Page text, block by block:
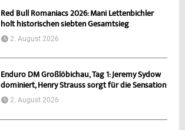
Red Bull Romaniacs 2026: Mani Lettenbichler
holt historischen siebten Gesamtsieg
2. August 2026
Enduro DM Großlöbichau, Tag 1: Jeremy Sydow
dominiert, Henry Strauss sorgt für die Sensation
2. August 2026